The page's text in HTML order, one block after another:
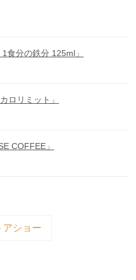
食分の鉄分 125ml」
ロリミット」
COFFEE」
アショー